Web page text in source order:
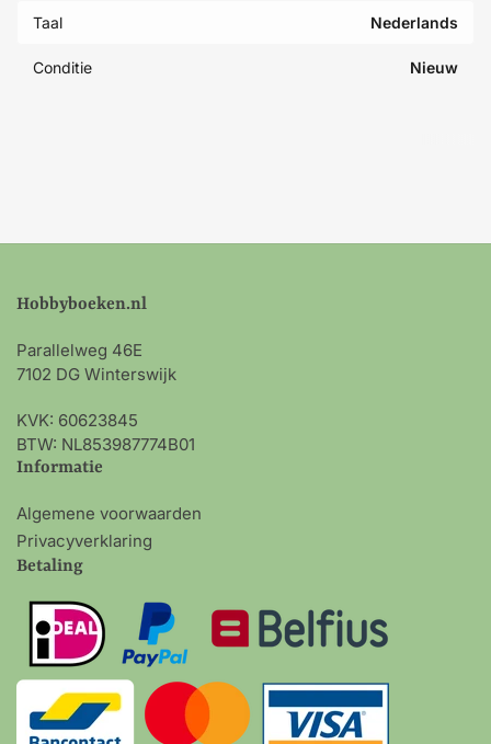
Taal Nederlands
Conditie Nieuw
Hobbyboeken.nl
Parallelweg 46E
7102 DG Winterswijk
KVK: 60623845
BTW: NL853987774B01
Informatie
Algemene voorwaarden
Privacyverklaring
Betaling